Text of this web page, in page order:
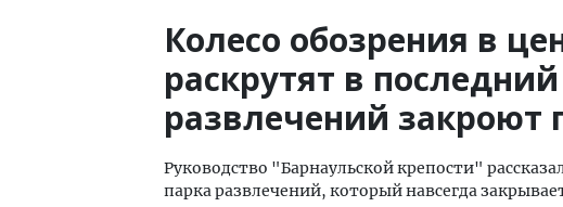
Колесо обозрения в
раскрутят в
развлечений закроют
Руководство "Барнаульской крепости"
парка развлечений, который навсегда